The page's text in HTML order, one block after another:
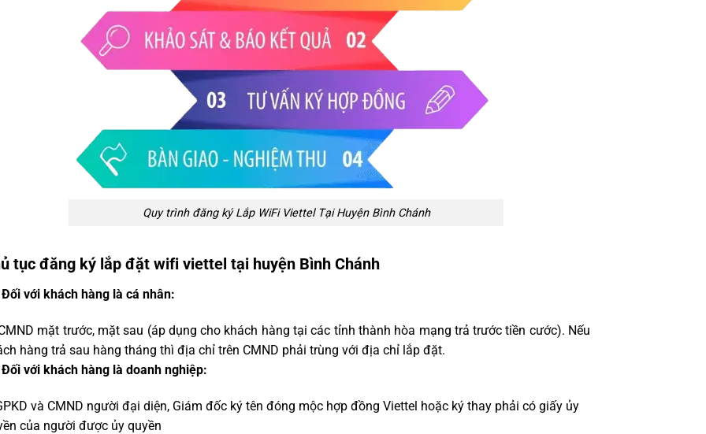
Quy trình đăng ký Lắp WiFi Viettel Tại Huyện Bình Chánh
tục đăng ký lắp đặt wifi viettel tại huyện Bình Chánh
với khách hàng là cá nhân:
mặt trước, mặt sau (áp dụng cho khách hàng tại các tỉnh thành hòa mạng trả trước tiền cước). Nếu
hàng trả sau hàng tháng thì địa chỉ trên CMND phải trùng với địa chỉ lắp đặt.
với khách hàng là doanh nghiệp:
và CMND người đại diện, Giám đốc ký tên đóng mộc hợp đồng Viettel hoặc ký thay phải có giấy ủy
của người được ủy quyền